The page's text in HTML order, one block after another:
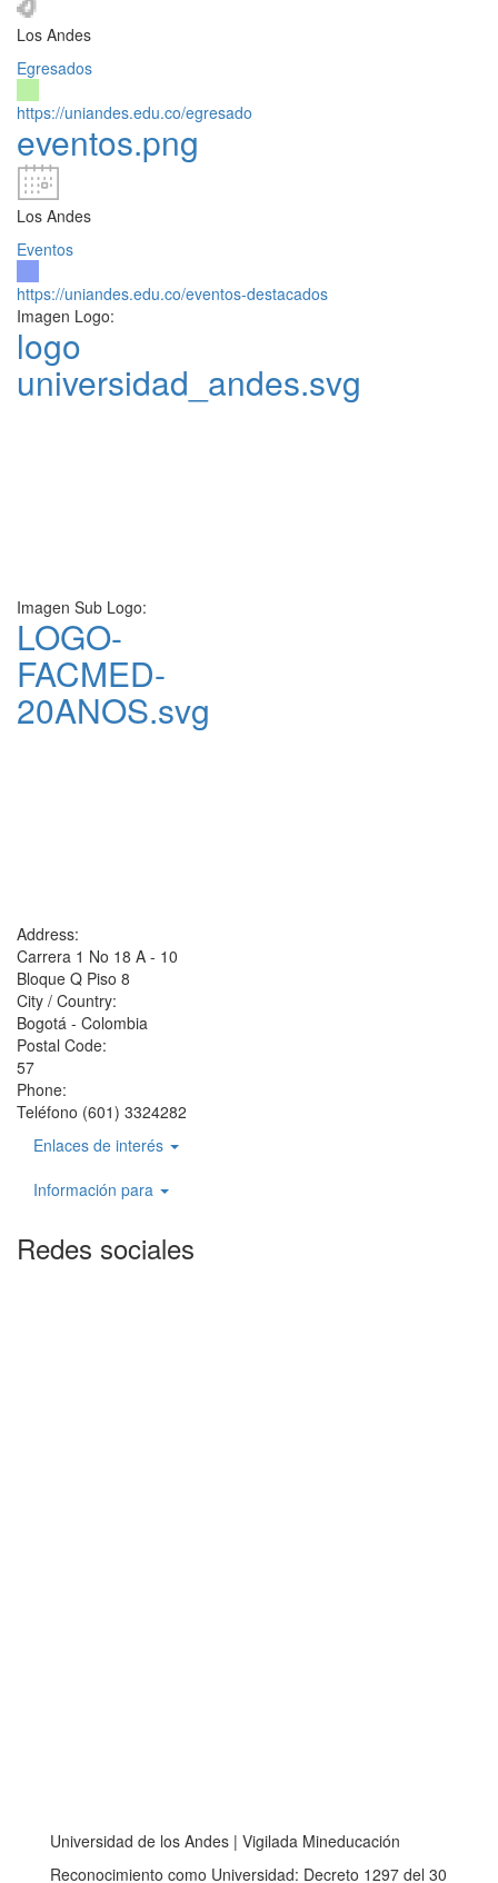
Los Andes
Egresados
https://uniandes.edu.co/egresado
eventos.png
Los Andes
Eventos
https://uniandes.edu.co/eventos-destacados
Imagen Logo:
logo
universidad_andes.svg
Imagen Sub Logo:
LOGO-
FACMED-
20ANOS.svg
Address:
Carrera 1 No 18 A - 10
Bloque Q Piso 8
City / Country:
Bogotá - Colombia
Postal Code:
57
Phone:
Teléfono (601) 3324282
Enlaces de interés
Información para
Redes sociales
Universidad de los Andes | Vigilada Mineducación
Reconocimiento como Universidad: Decreto 1297 del 30